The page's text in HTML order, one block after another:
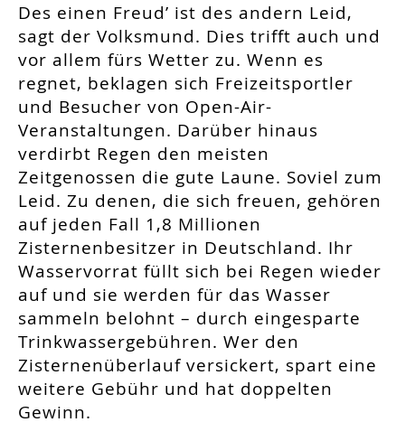
Des einen Freud’ ist des andern Leid,
sagt der Volksmund. Dies trifft auch und
vor allem fürs Wetter zu. Wenn es
regnet, beklagen sich Freizeitsportler
und Besucher von Open-Air-
Veranstaltungen. Darüber hinaus
verdirbt Regen den meisten
Zeitgenossen die gute Laune. Soviel zum
Leid. Zu denen, die sich freuen, gehören
auf jeden Fall 1,8 Millionen
Zisternenbesitzer in Deutschland. Ihr
Wasservorrat füllt sich bei Regen wieder
auf und sie werden für das Wasser
sammeln belohnt – durch eingesparte
Trinkwassergebühren. Wer den
Zisternenüberlauf versickert, spart eine
weitere Gebühr und hat doppelten
Gewinn.